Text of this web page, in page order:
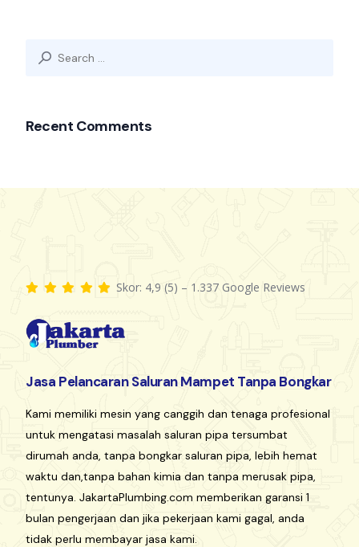
Recent Comments
Skor: 4,9 (5) – 1.337 Google Reviews
Jasa Pelancaran Saluran Mampet Tanpa Bongkar
Kami memiliki mesin yang canggih dan tenaga profesional
untuk mengatasi masalah saluran pipa tersumbat
dirumah anda, tanpa bongkar saluran pipa, lebih hemat
waktu dan,tanpa bahan kimia dan tanpa merusak pipa,
tentunya. JakartaPlumbing.com memberikan garansi 1
bulan pengerjaan dan jika pekerjaan kami gagal, anda
tidak perlu membayar jasa kami.